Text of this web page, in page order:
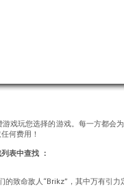
戏玩您选择的游戏。每一方都会
何费用！
表中查找 ：
致命敌人“Brikz”，其中万有引力